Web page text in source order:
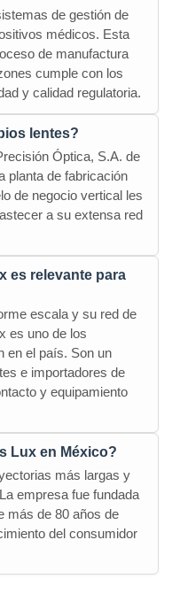
de gestión de
médicos. Esta
de manufactura
cumple con los
y calidad regulatoria.
lentes?
Óptica, S.A. de
planta de fabricación
de negocio vertical les
a su extensa red
es relevante para
escala y su red de
es uno de los
en el país. Son un
e importadores de
y equipamiento
Lux en México?
más largas y
empresa fue fundada
más de 80 años de
del consumidor